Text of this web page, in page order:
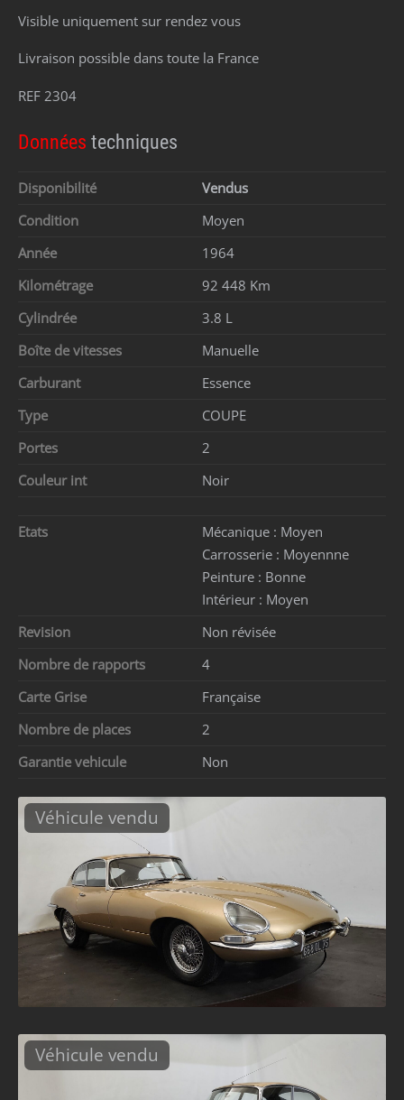
Visible uniquement sur rendez vous
Livraison possible dans toute la France
REF 2304
Données techniques
Disponibilité
Vendus
Condition
Moyen
Année
1964
Kilométrage
92 448 Km
Cylindrée
3.8 L
Boîte de vitesses
Manuelle
Carburant
Essence
Type
COUPE
Portes
2
Couleur int
Noir
Etats Mécanique : Moyen
Carrosserie : Moyennne
Peinture : Bonne
Intérieur : Moyen
Revision
Non révisée
Nombre de rapports
4
Carte Grise
Française
Nombre de places
2
Garantie vehicule
Non
Véhicule vendu
Véhicule vendu